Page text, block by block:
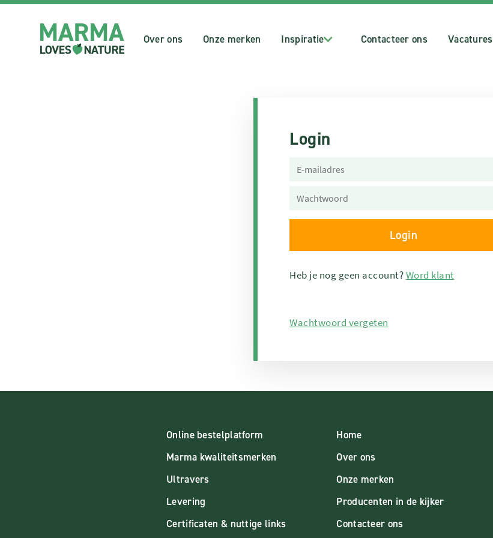
Over ons Onze merken Inspiratie Contacteer ons Vacatures
Login
Heb je nog geen account?Word klant
Wachtwoord vergeten
Online bestelplatform
Marma kwaliteitsmerken
Ultravers
Levering
Certificaten & nuttige links
Home
Over ons
Onze merken
Producenten in de kijker
Contacteer ons